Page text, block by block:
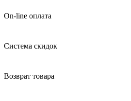
On-line оплата
Система скидок
Возврат товара